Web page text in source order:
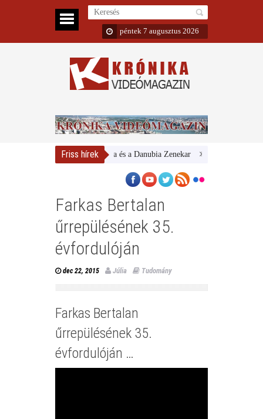
péntek 7 augusztus 2026
Friss hírek
Magyar Nemzeti Galéria és a Danubia Zenekar Bemutatta 2024/
Farkas Bertalan
űrrepülésének 35.
évfordulóján
dec 22, 2015 Júlia Tudomány
Farkas Bertalan
űrrepülésének 35.
évfordulóján …